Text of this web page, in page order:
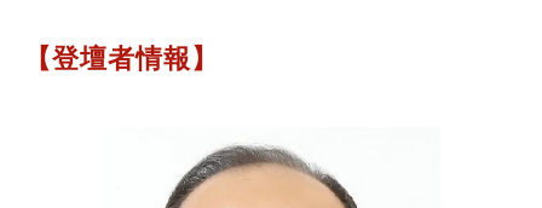
【登壇者情報】